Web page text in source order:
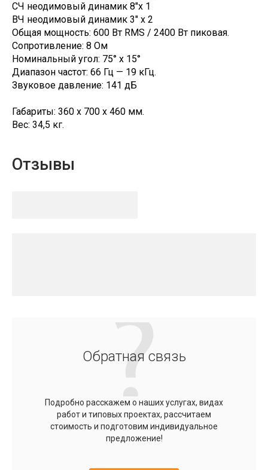
СЧ неодимовый динамик 8"x 1
ВЧ неодимовый динамик 3" x 2
Общая мощность: 600 Вт RMS / 2400 Вт пиковая.
Сопротивление: 8 Ом
Номинальный угол: 75° х 15°
Диапазон частот: 66 Гц — 19 кГц.
Звуковое давление: 141 дБ
Габариты: 360 х 700 х 460 мм.
Вес: 34,5 кг.
Отзывы
Обратная связь
Подробно расскажем о наших услугах, видах
работ и типовых проектах, рассчитаем
стоимость и подготовим индивидуальное
предложение!